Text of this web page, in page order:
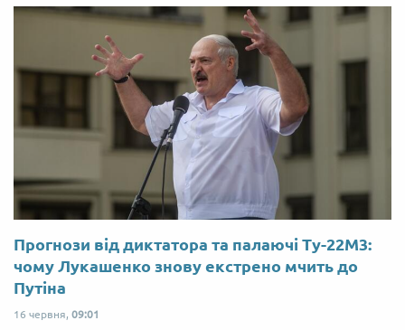
Прогнози від диктатора та палаючі Ту-22М3:
чому Лукашенко знову екстрено мчить до
Путіна
16 червня, 09:01